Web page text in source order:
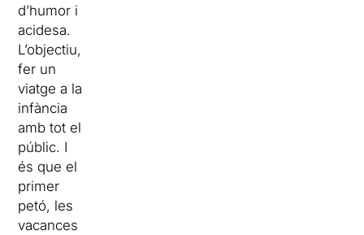
d’humor i
acidesa.
L’objectiu,
fer un
viatge a la
infància
amb tot el
públic. I
és que el
primer
petó, les
vacances